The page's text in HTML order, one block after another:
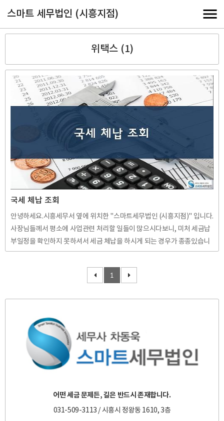
스마트 세무법인 (시흥지점)
위택스 (1)
국세 체납 조회
안녕하세요.시흥세무서 옆에 위치한 "스마트세무법인 (시흥지점)" 입니다.
사장님들께서 평소에 사업관련 처리할 일들이 많으시다보니, 미처 세금납
부일정을 확인하지 못하셔서 세금 체납을 하시게 되는 경우가 종종있습니
다. 일반적인 경우 국세청에서 체납세금등에 대해 고지하기에 그 금액이나
발생현황에 대해서 인지가능하나, 피치못할 사유로 고지서를 수령하지 못
하여 체납세금의 발생여부조차 모르실 수 있습니다. 이러한 경우 추후 가산
회하는 방법에 대해서 알아 보도록 하겠습니다. 1. 국세청 홈택스 (www.h
ometax.go.kr) 에서 공인인증서 로그인 후, 좌측 상단의 "My ..
1
어떤 세금 문제든, 길은 반드시 존재합니다.
031-509-3113 / 시흥시 정왕동 1610, 3층